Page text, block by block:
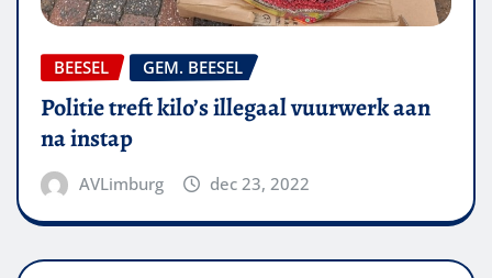
BEESEL GEM. BEESEL
Politie treft kilo’s illegaal vuurwerk aan
na instap
AVLimburg dec 23, 2022